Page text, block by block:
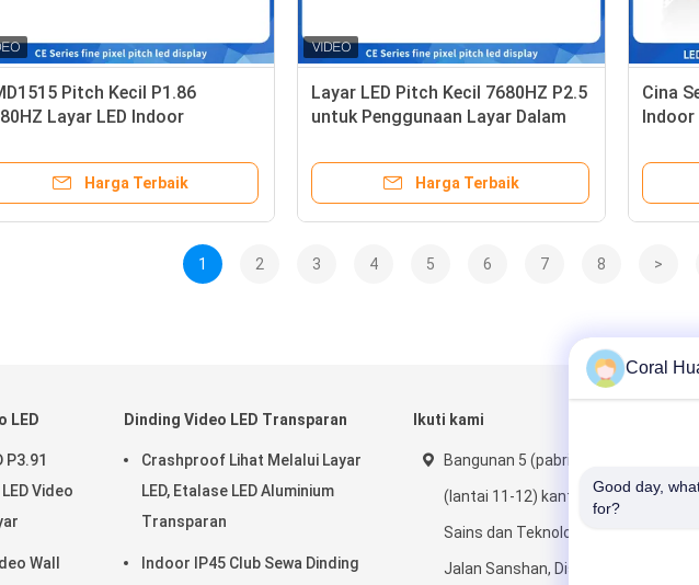
Pitch Kecil P1.86
Layar LED Indoor
Depan
Harga Terbaik
Layar LED Pitch Kecil 7680HZ P2.5
untuk Penggunaan Layar Dalam
yang Dirakit Bersama
Harga Terbaik
Cina
Indoor
Dan
1 2 3 4 5 6 7 8 >
LED
P3.91
Video
Wall
Dinding Video LED Transparan
Crashproof Lihat Melalui Layar
LED, Etalase LED Aluminium
Transparan
Indoor IP45 Club Sewa Dinding
Ikuti kami
Bangunan 5 (pabrik) dan 4
(lantai 11-12) kantor, Taman
Sains dan Teknologi Runzhi,
Jalan Sanshan, Distrik
Coral
Good day,
for?